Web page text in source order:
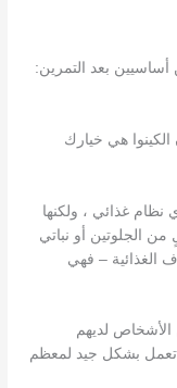
أساسيين بعد التمرين:
هي خيارك
نظام غذائي ، ولكنها
الجلوتين أو نباتي
الغذائية – فهي
الأشخاص لديهم
تعمل بشكل جيد لمعظم